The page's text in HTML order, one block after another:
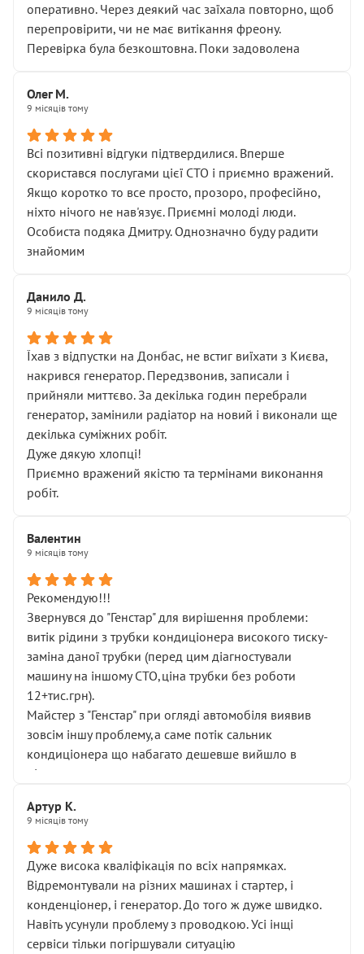
оперативно. Через деякий час заїхала повторно, щоб
перепровірити, чи не має витікання фреону.
Перевірка була безкоштовна. Поки задоволена
Олег М.
9 місяців тому
Всі позитивні відгуки підтвердилися. Вперше
скористався послугами цієї СТО і приємно вражений.
Якщо коротко то все просто, прозоро, професійно,
ніхто нічого не нав'язує. Приємні молоді люди.
Особиста подяка Дмитру. Однозначно буду радити
знайомим
Данило Д.
9 місяців тому
Їхав з відпустки на Донбас, не встиг виїхати з Києва,
накрився генератор. Передзвонив, записали і
прийняли миттєво. За декілька годин перебрали
генератор, замінили радіатор на новий і виконали ще
декілька суміжних робіт.
Дуже дякую хлопці!
Приємно вражений якістю та термінами виконання
робіт.
Валентин
9 місяців тому
Рекомендую!!!
Звернувся до "Генстар" для вирішення проблеми:
витік рідини з трубки кондиціонера високого тиску-
заміна даної трубки (перед цим діагностували
машину на іншому СТО,ціна трубки без роботи
12+тис.грн).
Майстер з "Генстар" при огляді автомобіля виявив
зовсім іншу проблему,а саме потік сальник
кондиціонера що набагато дешевше вийшло в
підсумку.
Артур К.
9 місяців тому
Дуже висока кваліфікація по всіх напрямках.
Відремонтували на різних машинах і стартер, і
конденціонер, і генератор. До того ж дуже швидко.
Навіть усунули проблему з проводкою. Усі інщі
сервіси тільки погіршували ситуацію